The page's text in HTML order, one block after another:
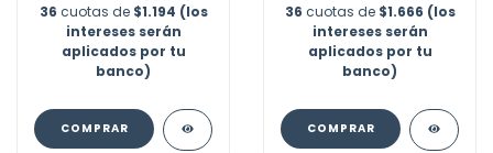
36 cuotas de $1.194 (los
intereses serán
aplicados por tu
banco)
36 cuotas de $1.666 (los
intereses serán
aplicados por tu
banco)
COMPRAR